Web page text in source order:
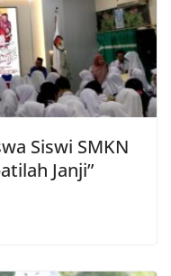
Siswi SMKN
Janji”